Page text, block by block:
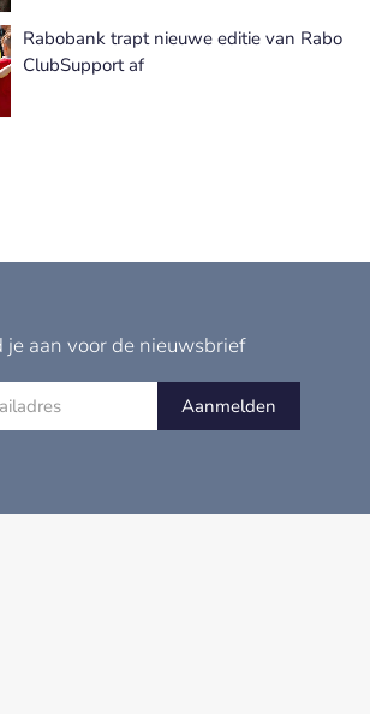
Rabobank trapt nieuwe editie van Rabo
ClubSupport af
je aan voor de nieuwsbrief
Aanmelden